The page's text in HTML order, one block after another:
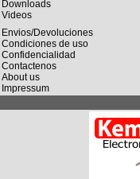
Downloads
Videos
Envios/Devoluciones
Condiciones de uso
Confidencialidad
Contactenos
About us
Impressum